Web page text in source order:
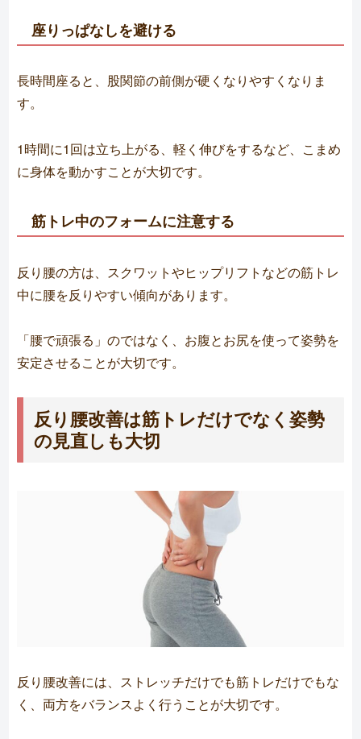
座りっぱなしを避ける
長時間座ると、股関節の前側が硬くなりやすくなりま
す。
1時間に1回は立ち上がる、軽く伸びをするなど、こまめ
に身体を動かすことが大切です。
筋トレ中のフォームに注意する
反り腰の方は、スクワットやヒップリフトなどの筋トレ
中に腰を反りやすい傾向があります。
「腰で頑張る」のではなく、お腹とお尻を使って姿勢を
安定させることが大切です。
反り腰改善は筋トレだけでなく姿勢
の見直しも大切
反り腰改善には、ストレッチだけでも筋トレだけでもな
く、両方をバランスよく行うことが大切です。